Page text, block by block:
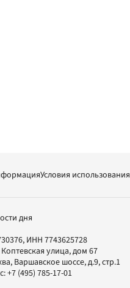
Условия использования
дня
ИНН 7743625728
улица, дом 67
, Варшавское шоссе, д.9, стр.1
+7 (495) 785-17-01